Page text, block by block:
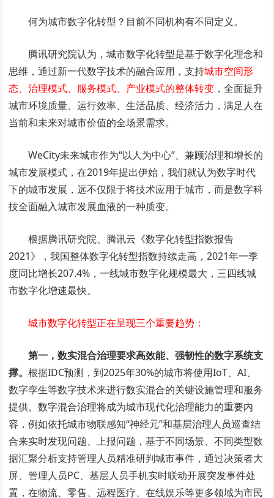
何为城市数字化转型？目前不同机构有不同定义。
腾讯研究院认为，城市数字化转型是基于数字化理念和
思维，通过新一代数字技术的融合应用，支持城市空间形
态、治理模式、服务模式、产业模式的整体转变 ，全面提升
城市环境质量、运行效率、生活品质、经济活力，满足人在
当前和未来对城市价值的全场景需求。
WeCity未来城市作为“以人为中心”、兼顾治理和增长的
城市发展模式，在2019年提出伊始，我们就认为数字时代
下的城市发展，远不仅限于将技术应用于城市，而是数字科
技全面融入城市发展血液的一种质变。
根据腾讯研究院、腾讯云《数字化转型指数报告
2021》，我国整体数字化转型指数持续走高，2021年一季
度同比增长207.4%，一线城市数字化规模最大，三四线城
市数字化增速最快。
城市数字化转型正在呈现三个重要趋势：
第一，数实混合治理要求高效能、强韧性的数字系统支
撑。根据IDC预测，到2025年30%的城市将使用IoT、AI、
数字孪生等数字技术来进行数实混合的关键设施管理和服务
提供。数字混合治理将成为城市现代化治理能力的重要内
容，例如依托城市物联感知“神经元”和基层治理人员巡查结
合来实时发现问题、上报问题，基于不同场景、不同类型数
据汇聚分析支持管理人员精准研判城市事件，通过决策者大
屏、管理人员PC、基层人员手机实时联动开展突发事件处
置，在物流、零售、远程医疗、在线娱乐等更多领域为市民